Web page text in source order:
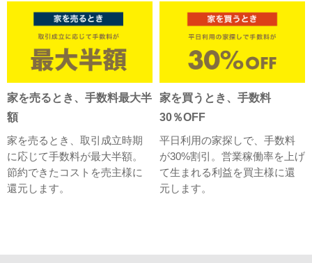
家を売るとき、手数料最大半
額
家を売るとき、取引成立時期
に応じて手数料が最大半額。
節約できたコストを売主様に
還元します。
家を買うとき、手数料
30％OFF
平日利用の家探しで、手数料
が30%割引。営業稼働率を上げ
て生まれる利益を買主様に還
元します。